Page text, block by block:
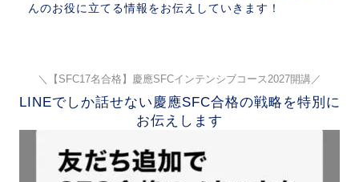
んのお役に立てる情報をお伝えしていきます！
＼【SFC17名合格】慶應SFCインテンシブコース2027開講／
LINEでしか話せない慶應SFC合格の戦略を特別に
お伝えします